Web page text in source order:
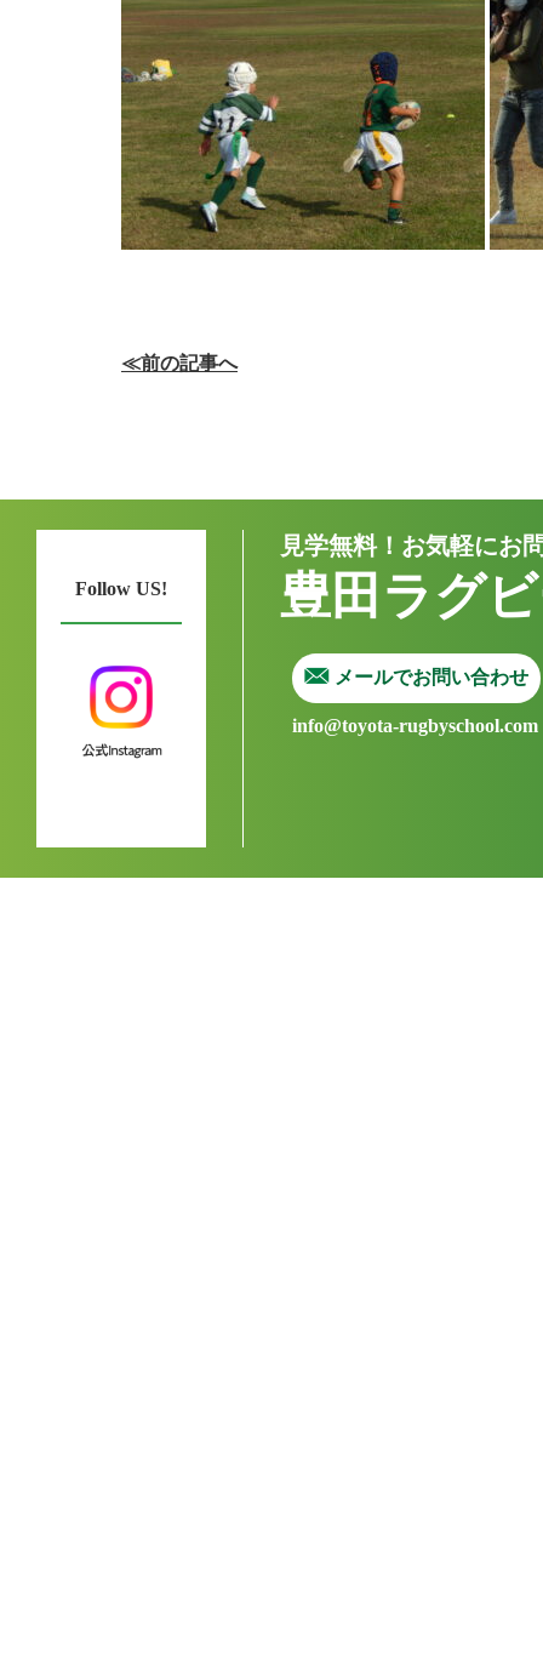
≪前の記事へ
Follow US!
見学無料！お気軽にお
豊田ラグ
メールでお問い合わせ
info@toyota-rugbyschool.com